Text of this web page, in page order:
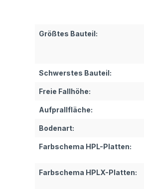
Größtes Bauteil:
Schwerstes Bauteil:
Freie Fallhöhe:
Aufprallfläche:
Bodenart:
Farbschema HPL-Platten:
Farbschema HPLX-Platten: